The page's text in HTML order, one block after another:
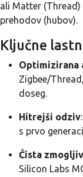
ali Matter
prehodov (hubov).
Ključne
Optimizirana
Zigbee/
doseg.
Hitrejši odziv
s prvo
Čista
Silicon Labs